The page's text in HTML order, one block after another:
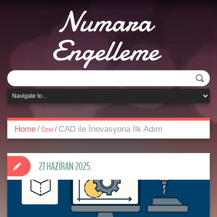
Numara
Engelleme
Home/ Özel / CAD ile İnovasyona İlk Adım
27 HAZIRAN 2025